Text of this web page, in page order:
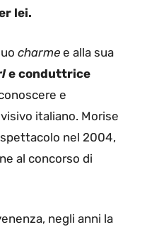
lei.
charme e alla sua
e conduttrice
e
italiano. Morise
nel 2004,
al concorso di
negli anni la